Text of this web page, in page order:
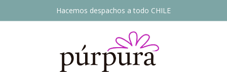
Hacemos despachos a todo CHILE